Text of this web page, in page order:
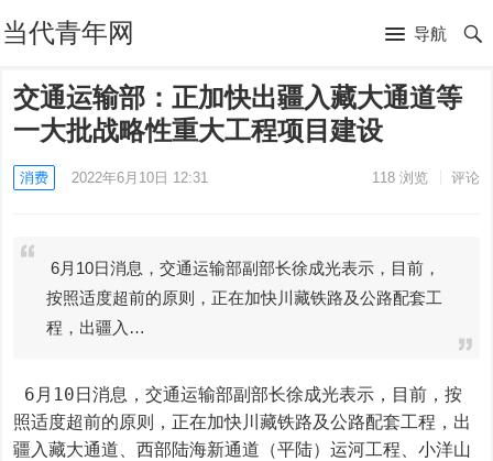
当代青年网 导航
交通运输部：正加快出疆入藏大通道等
一大批战略性重大工程项目建设
消费 2022年6月10日 12:31 118浏览 评论
6月10日消息，交通运输部副部长徐成光表示，目前，
按照适度超前的原则，正在加快川藏铁路及公路配套工
程，出疆入…
6月10日消息，交通运输部副部长徐成光表示，目前，按
照适度超前的原则，正在加快川藏铁路及公路配套工程，出
疆入藏大通道、西部陆海新通道（平陆）运河工程、小洋山